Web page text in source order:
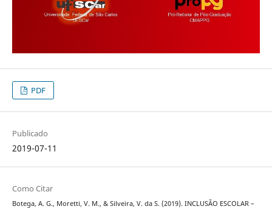
PDF
Publicado
2019-07-11
Como Citar
Botega, A. G., Moretti, V. M., & Silveira, V. da S. (2019). INCLUSÃO ESCOLAR –